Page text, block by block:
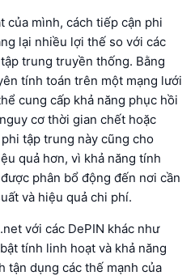
của mình, cách tiếp cận phi
lại nhiều lợi thế so với các
trung truyền thống. Bằng
tính toán trên một mạng lưới
cung cấp khả năng phục hồi
cơ thời gian chết hoặc
tập trung này cũng cho
quả hơn, vì khả năng tính
phân bổ động đến nơi cần
và hiệu quả chi phí.
với các DePIN khác như
tính linh hoạt và khả năng
tận dụng các thế mạnh của